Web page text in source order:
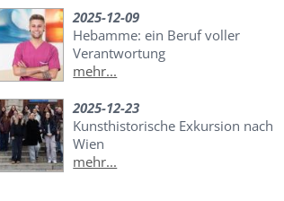
2025-12-09
Hebamme: ein Beruf voller
Verantwortung
mehr...
2025-12-23
Kunsthistorische Exkursion nach
Wien
mehr...